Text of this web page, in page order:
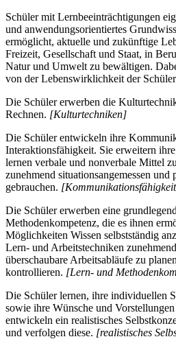
Schüler mit Lernbeeinträchtigungen
und anwendungsorientiertes
ermöglicht, aktuelle und zukünftige
Freizeit, Gesellschaft und Staat, in
Natur und Umwelt zu bewältigen.
von der Lebenswirklichkeit der
Die Schüler erwerben die
Rechnen. [Kulturtechniken]
Die Schüler entwickeln ihre
Interaktionsfähigkeit. Sie erweitern
lernen verbale und nonverbale Mittel
zunehmend situationsangemessen und
gebrauchen.
Die Schüler erwerben eine
Methodenkompetenz, die es ihnen
Möglichkeiten Wissen selbstständig
Lern- und Arbeitstechniken
überschaubare Arbeitsabläufe zu
kontrollieren. [Lern- und
Die Schüler lernen, ihre individuellen
sowie ihre Wünsche und
entwickeln ein realistisches
und verfolgen diese. [realistisches